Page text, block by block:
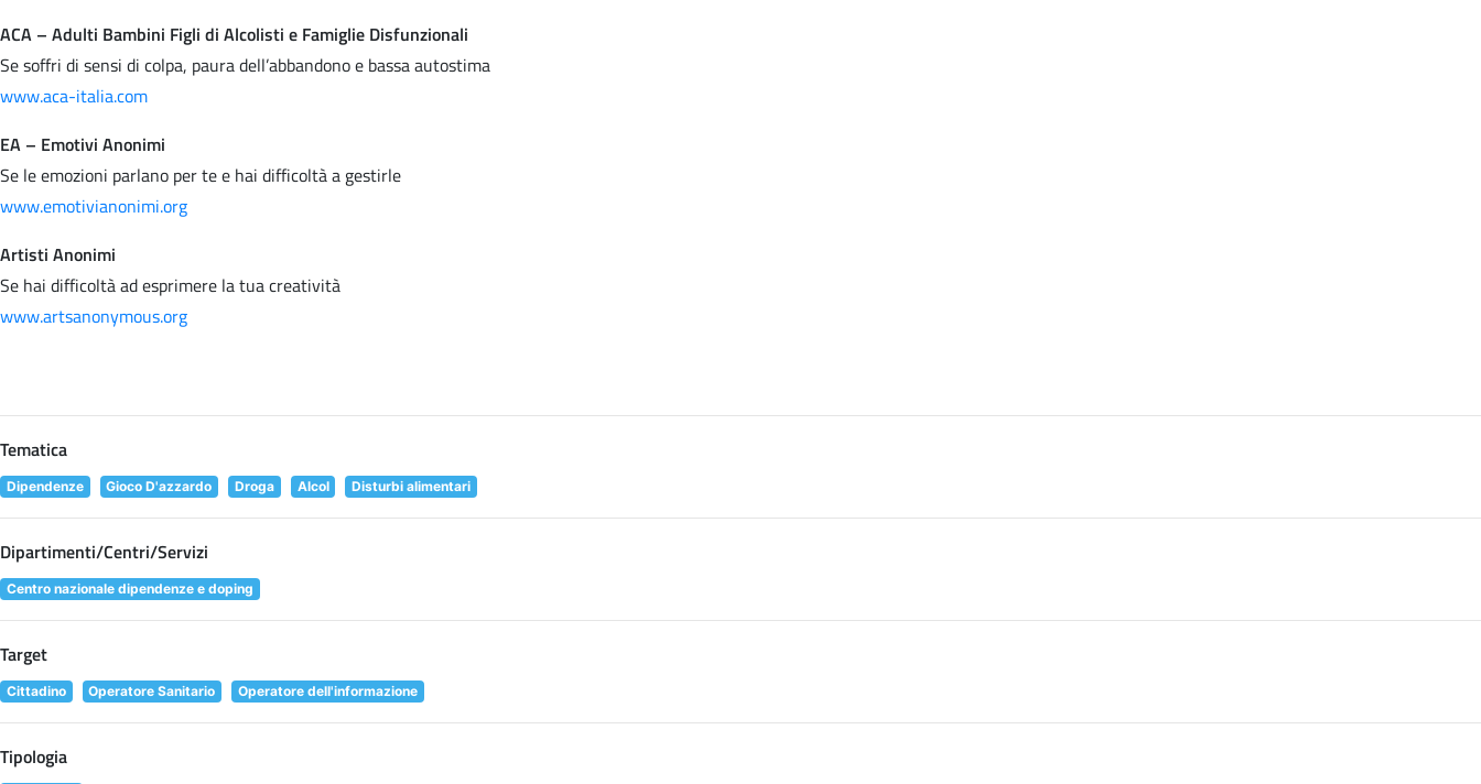
ACA – Adulti Bambini Figli di Alcolisti e Famiglie Disfunzionali
Se soffri di sensi di colpa, paura dell’abbandono e bassa autostima
www.aca-italia.com
EA – Emotivi Anonimi
Se le emozioni parlano per te e hai difficoltà a gestirle
www.emotivianonimi.org
Artisti Anonimi
Se hai difficoltà ad esprimere la tua creatività
www.artsanonymous.org
Tematica
Dipendenze Gioco D'azzardo Droga Alcol Disturbi alimentari
Dipartimenti/Centri/Servizi
Centro nazionale dipendenze e doping
Target
Cittadino Operatore Sanitario Operatore dell'informazione
Tipologia